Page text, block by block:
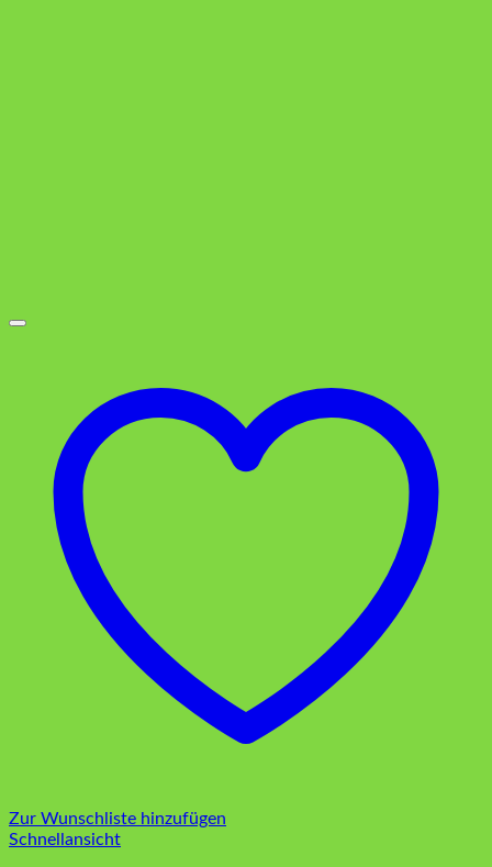
Zur Wunschliste hinzufügen
Schnellansicht